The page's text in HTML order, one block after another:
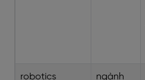
robotics
ngành